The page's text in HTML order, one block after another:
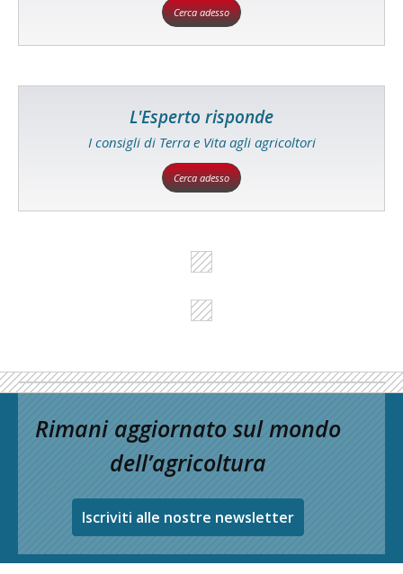
Cerca adesso
L'Esperto risponde
I consigli di Terra e Vita agli agricoltori
Cerca adesso
Rimani aggiornato sul mondo
dell’agricoltura
Iscriviti alle nostre newsletter